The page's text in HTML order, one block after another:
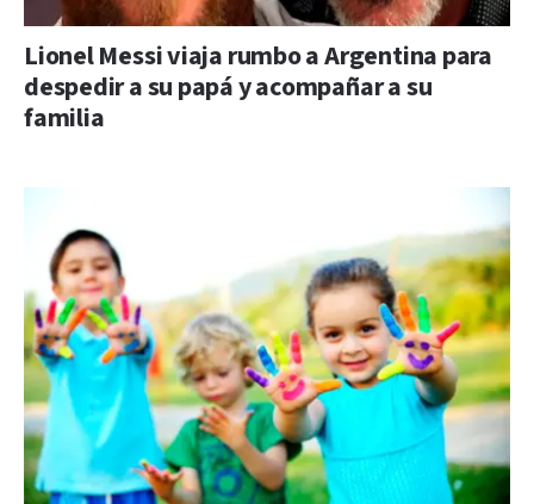
Lionel Messi viaja rumbo a Argentina para
despedir a su papá y acompañar a su
familia